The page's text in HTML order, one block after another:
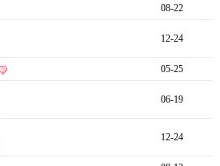
08-22
12-24
05-25
06-19
12-24